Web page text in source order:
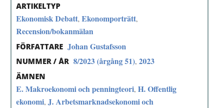
ARTIKELTYP
Ekonomisk Debatt,Ekonomporträtt,
Recension/bokanmälan
FÖRFATTARE Johan Gustafsson
NUMMER / ÅR 8/2023 (årgång 51),2023
ÄMNEN
E. Makroekonomi och penningteori,H. Offentlig
ekonomi,J. Arbetsmarknadsekonomi och